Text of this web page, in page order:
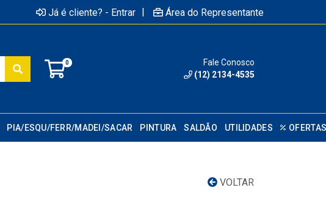
Já é cliente? - Entrar | Área do Representante
0
Fale Conosco
(12) 2134-4535
PIA/ESQU/FERR/MADEI/SACAR PINTURA SALDÃO UTILIDADES
VOLTAR